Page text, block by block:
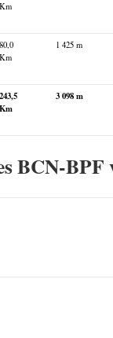
Km
80,0
Km
1 425 m
243,5
Km
3 098 m
BCN-BPF